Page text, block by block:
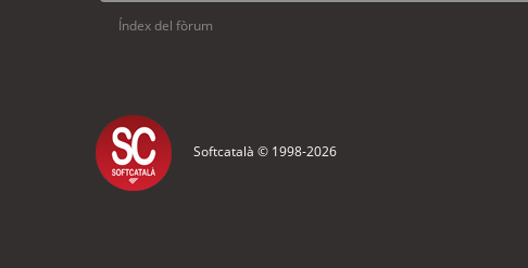
Índex del fòrum
Softcatalà © 1998-2026